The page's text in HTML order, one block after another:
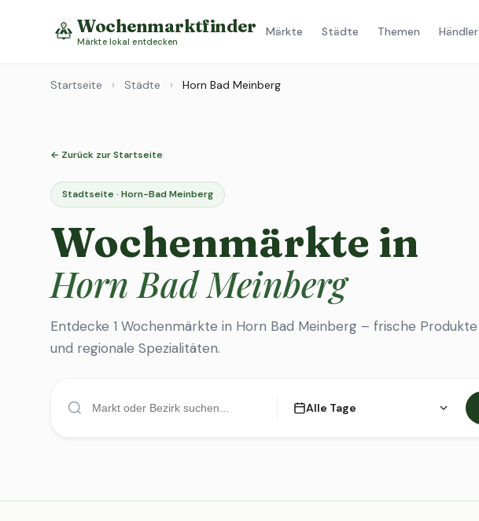
Wochenmarktfinder
Märkte lokal entdecken
Märkte Städte Themen Händler
Startseite › Städte › Horn Bad Meinberg
← Zurück zur Startseite
Stadtseite · Horn-Bad Meinberg
Wochenmärkte in
Horn Bad Meinberg
Entdecke 1 Wochenmärkte in Horn Bad Meinberg – frische Produkte
und regionale Spezialitäten.
Alle Tage